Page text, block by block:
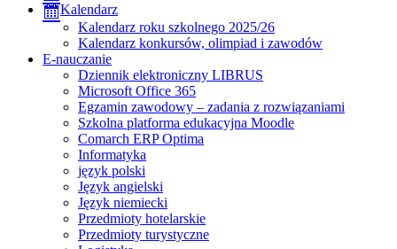
Kalendarz
Kalendarz roku szkolnego 2025/26
Kalendarz konkursów, olimpiad i zawodów
E-nauczanie
Dziennik elektroniczny LIBRUS
Microsoft Office 365
Egzamin zawodowy – zadania z rozwiązaniami
Szkolna platforma edukacyjna Moodle
Comarch ERP Optima
Informatyka
język polski
Język angielski
Język niemiecki
Przedmioty hotelarskie
Przedmioty turystyczne